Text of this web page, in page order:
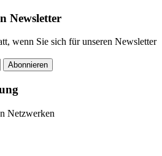
Newsletter
wenn Sie sich für unseren Newsletter
Abonnieren
Netzwerken